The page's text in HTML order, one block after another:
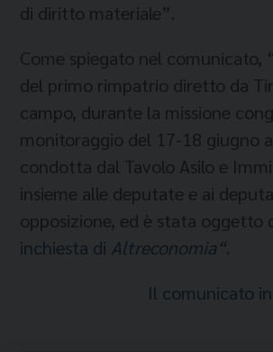
di diritto materiale”.
Come spiegato nel comunicato,
del primo rimpatrio diretto da
campo, durante la missione
monitoraggio del 17-18 giugno
condotta dal Tavolo Asilo e
insieme alle deputate e ai
opposizione, ed è stata oggetto
inchiesta di Altreconomia“.
Il comunicato